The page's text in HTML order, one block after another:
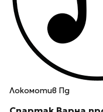
Локомотив Пд